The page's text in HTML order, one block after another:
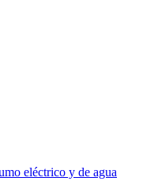
eléctrico y de agua